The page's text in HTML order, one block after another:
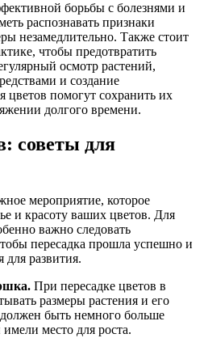
борьбы с болезнями и
распознавать признаки
незамедлительно. Также стоит
чтобы предотвратить
осмотр растений,
и создание
цветов помогут сохранить их
долгого времени.
советы для
мероприятие, которое
и красоту ваших цветов. Для
важно следовать
пересадка прошла успешно и
для развития.
При пересадке цветов в
размеры растения и его
быть немного больше
место для роста.